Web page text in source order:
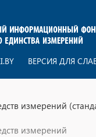
ВЕРСИЯ ДЛЯ
измерений
измерений